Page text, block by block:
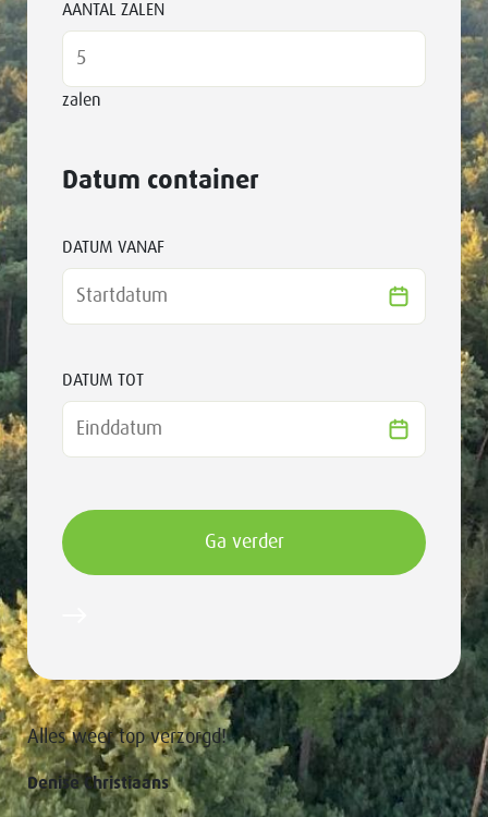
AANTAL ZALEN
zalen
Datum container
DATUM VANAF
DATUM TOT
Alles weer top verzorgd!
Denise Christiaans